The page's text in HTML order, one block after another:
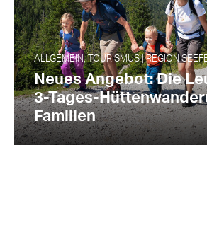
ALLGEMEIN, TOURISMUS | REGION
Neues Angebot: Die
3-Tages-
Familien